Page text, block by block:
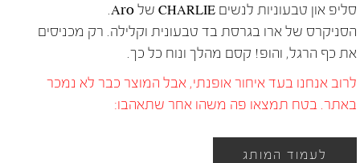
CHIEMIHARA
CRIME LONDON
LE
סליפ און טבעוניות לנשים CHARLIE של Aro.
הסניקרס של ארו בגרסת בד טבעונית וקלילה. רק מכניסים
את כף הרגל, והופ! קסם מהלך ונוח כל כך.
לרוב אנחנו בעד איחור אופנתי, אבל המוצר כבר לא נמכר
באתר. בטח תמצאו פה משהו אחר שתאהבו:
לעמוד המותג